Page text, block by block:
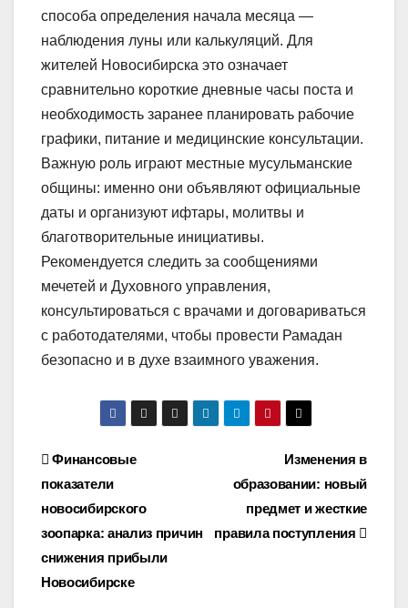
способа определения начала месяца —
наблюдения луны или калькуляций. Для
жителей Новосибирска это означает
сравнительно короткие дневные часы поста и
необходимость заранее планировать рабочие
графики, питание и медицинские консультации.
Важную роль играют местные мусульманские
общины: именно они объявляют официальные
даты и организуют ифтары, молитвы и
благотворительные инициативы.
Рекомендуется следить за сообщениями
мечетей и Духовного управления,
консультироваться с врачами и договариваться
с работодателями, чтобы провести Рамадан
безопасно и в духе взаимного уважения.
Навигация
по
записям
Изменения в
образовании: новый
предмет и жесткие
правила поступления
Финансовые
показатели
новосибирского
зоопарка: анализ причин
снижения прибыли
Новосибирске